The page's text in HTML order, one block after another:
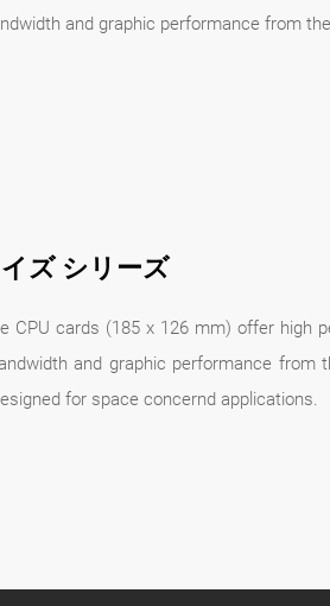
and graphic performance from
ズ シリーズ
CPU cards (185 x 126 mm) offer
and graphic performance from
for space concernd applications.